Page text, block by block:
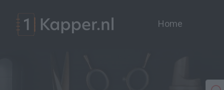
Home